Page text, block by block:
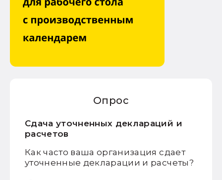
Опрос
Сдача уточненных деклараций и
расчетов
Как часто ваша организация сдает
уточненные декларации и расчеты?